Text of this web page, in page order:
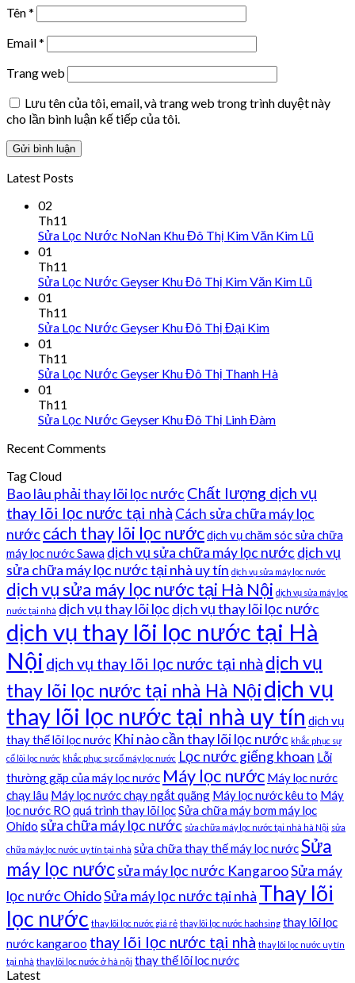
Tên*
Email*
Trang web
Lưu tên của tôi, email, và trang web trong trình duyệt này
cho lần bình luận kế tiếp của tôi.
Latest Posts
02
Th11
Sửa Lọc Nước NoNan Khu Đô Thị Kim Văn Kim Lũ
01
Th11
Sửa Lọc Nước Geyser Khu Đô Thị Kim Văn Kim Lũ
01
Th11
Sửa Lọc Nước Geyser Khu Đô Thị Đại Kim
01
Th11
Sửa Lọc Nước Geyser Khu Đô Thị Thanh Hà
01
Th11
Sửa Lọc Nước Geyser Khu Đô Thị Linh Đàm
Recent Comments
Tag Cloud
Bao lâu phải thay lõi lọc nước Chất lượng dịch vụ
thay lõi lọc nước tại nhà Cách sửa chữa máy lọc
nước cách thay lõi lọc nướcdịch vụ chăm sóc sửa chữa
máy lọc nước Sawa dịch vụ sửa chữa máy lọc nước dịch vụ
sửa chữa máy lọc nước tại nhà uy tín dịch vụ sửa máy lọc nước
dịch vụ sửa máy lọc nước tại Hà Nội dịch vụ sửa máy lọc
nước tại nhà dịch vụ thay lõi lọc dịch vụ thay lõi lọc nước
dịch vụ thay lõi lọc nước tại Hà
Nội dịch vụ thay lõi lọc nước tại nhà dịch vụ
thay lõi lọc nước tại nhà Hà Nộidịch vụ
thay lõi lọc nước tại nhà uy tín dịch vụ
thay thế lõi lọc nước Khi nào cần thay lõi lọc nước khắc phục sự
cố lõi lọc nước khắc phục sự cố máy lọc nước Lọc nước giếng khoan Lỗi
thường gặp của máy lọc nước Máy lọc nước Máy lọc nước
chạy lâu Máy lọc nước chạy ngắt quãng Máy lọc nước kêu to Máy
lọc nước RO quá trình thay lõi lọcSửa chữa máy bơm máy lọc
Ohido sửa chữa máy lọc nước sửa chữa máy lọc nước tại nhà hà Nội sửa
chữa máy lọc nước uy tín tại nhà sửa chữa thay thế máy lọc nướcSửa
máy lọc nướcsửa máy lọc nước KangarooSửa máy
lọc nước OhidoSửa máy lọc nước tại nhà Thay lõi
lọc nước thay lõi lọc nước giá rẻ thay lõi lọc nước haohsing thay lõi lọc
nước kangaroo thay lõi lọc nước tại nhà thay lõi lọc nước uy tín
tại nhà thay lõi lọc nước ở hà nội thay thế lõi lọc nước
Latest